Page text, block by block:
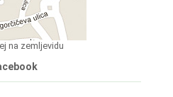
na zemljevidu